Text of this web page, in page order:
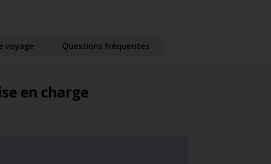
voyage Questions fréquentes
en charge